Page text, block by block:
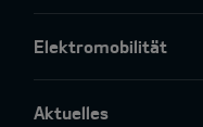
Elektromobilität
Aktuelles